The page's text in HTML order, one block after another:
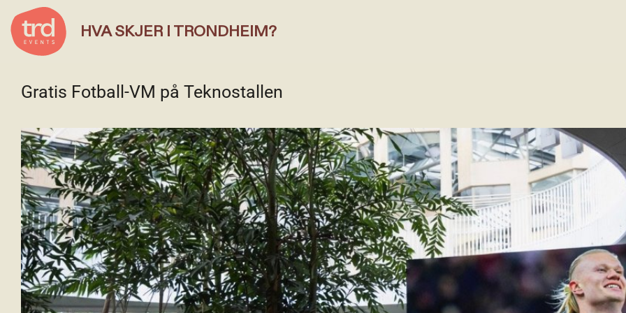
HVA SKJER I TRONDHEIM?
Gratis Fotball-VM på Teknostallen